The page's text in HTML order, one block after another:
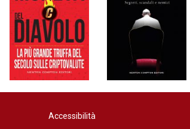
Accessibilità